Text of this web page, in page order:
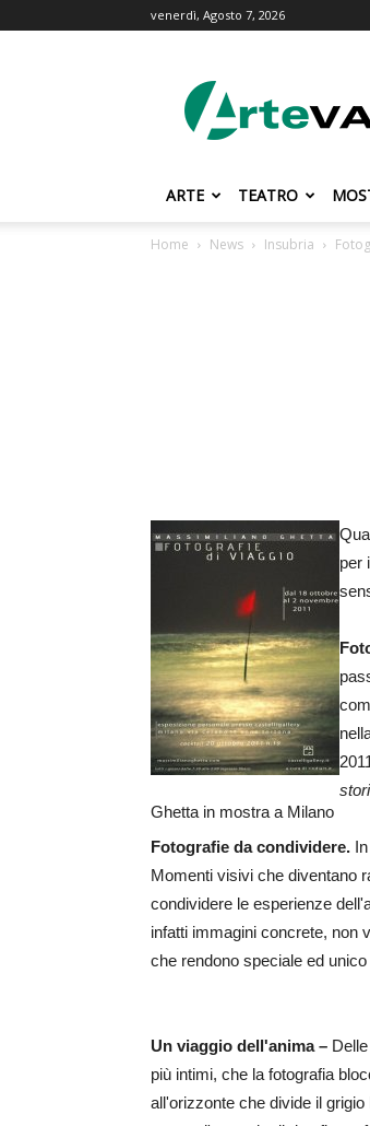
venerdì, Agosto 7, 2026
ARTE TEATRO
Home News Insubria
Ghetta in mostra a Milano
per
Fotografie da condividere.
Momenti visivi che diventano
condividere le esperienze
infatti immagini concrete, non
che rendono speciale ed
Un viaggio dell'anima –
più intimi, che la fotografia
all'orizzonte che divide il